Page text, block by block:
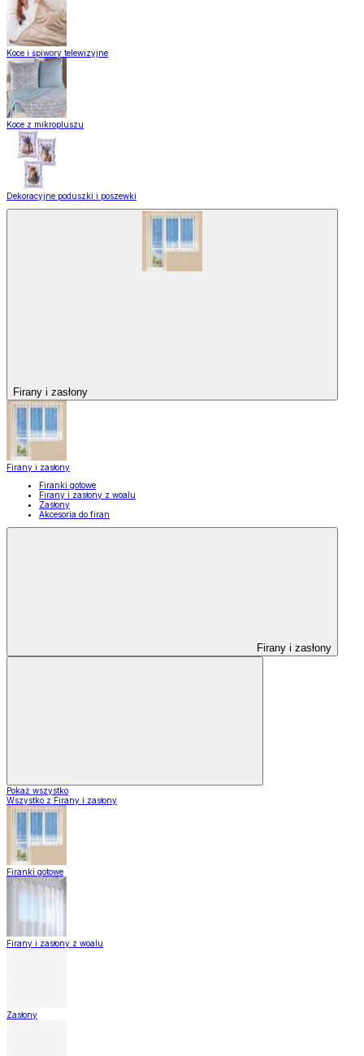
Koce i śpiwory telewizyjne
Koce z mikropluszu
Dekoracyjne poduszki i poszewki
Firany i zasłony
Firany i zasłony
Firanki gotowe
Firany i zasłony z woalu
Zasłony
Akcesoria do firan
Firany i zasłony
Pokaż wszystko
Wszystko z Firany i zasłony
Firanki gotowe
Firany i zasłony z woalu
Zasłony